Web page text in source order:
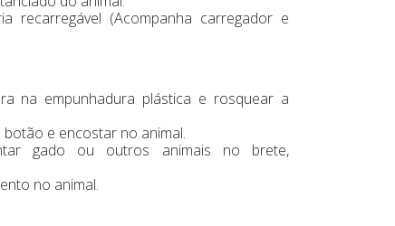
recarregável (Acompanha carregador e
na empunhadura plástica e rosquear a
e encostar no animal.
gado ou outros animais no brete,
no animal.